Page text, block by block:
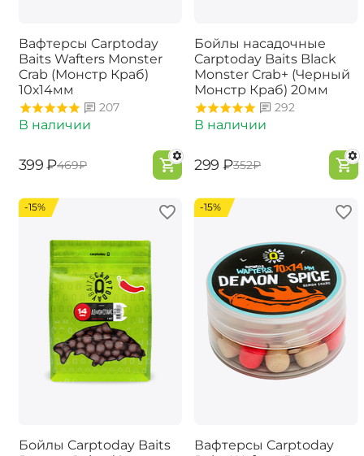
Вафтерсы Carptoday
Baits Wafters Monster
Crab (Монстр Краб)
10х14мм
207
В наличии
‍399‍ ₽‍469‍₽
Бойлы насадочные
Carptoday Baits Black
Monster Crab+ (Черный
Монстр Краб) 20мм
292
В наличии
‍299‍ ₽‍352‍₽
-15%
Бойлы Carptoday Baits
-15%
Вафтерсы Carptoday